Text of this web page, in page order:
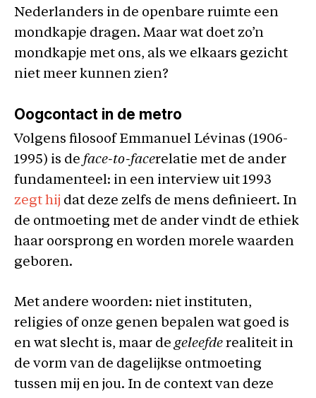
Nederlanders in de openbare ruimte een
mondkapje dragen. Maar wat doet zo’n
mondkapje met ons, als we elkaars gezicht
niet meer kunnen zien?
Oogcontact in de metro
Volgens filosoof Emmanuel Lévinas (1906-
1995) is de face-to-facerelatie met de ander
fundamenteel: in een interview uit 1993
zegt hij dat deze zelfs de mens definieert. In
de ontmoeting met de ander vindt de ethiek
haar oorsprong en worden morele waarden
geboren.
Met andere woorden: niet instituten,
religies of onze genen bepalen wat goed is
en wat slecht is, maar degeleefde realiteit in
de vorm van de dagelijkse ontmoeting
tussen mij en jou. In de context van deze